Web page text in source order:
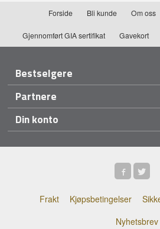
Forside Bli kunde Om oss
Gjennomført GIA sertifikat Gavekort
Bestselgere
Partnere
Din konto
Frakt Kjøpsbetingelser
Nyhetsbrev